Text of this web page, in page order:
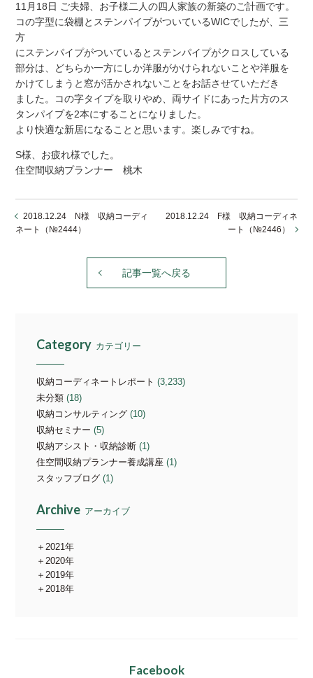
11月18日 ご夫婦、お子様二人の四人家族の新築のご計画です。
コの字型に袋棚とステンパイプがついているWICでしたが、三
方
にステンパイプがついているとステンパイプがクロスしている
部分は、どちらか一方にしか洋服がかけられないことや洋服を
かけてしまうと窓が活かされないことをお話させていただき
ました。コの字タイプを取りやめ、両サイドにあった片方のス
タンパイプを2本にすることになりました。
より快適な新居になることと思います。楽しみですね。
S様、お疲れ様でした。
住空間収納プランナー 桃木
2018.12.24 N様 収納コーディ
ネート（№2444）
2018.12.24 F様 収納コーディネ
ート（№2446）
記事一覧へ戻る
Category カテゴリー
収納コーディネートレポート (3,233)
未分類 (18)
収納コンサルティング (10)
収納セミナー (5)
収納アシスト・収納診断 (1)
住空間収納プランナー養成講座 (1)
スタッフブログ (1)
Archive アーカイブ
2021年
2020年
2019年
2018年
Facebook